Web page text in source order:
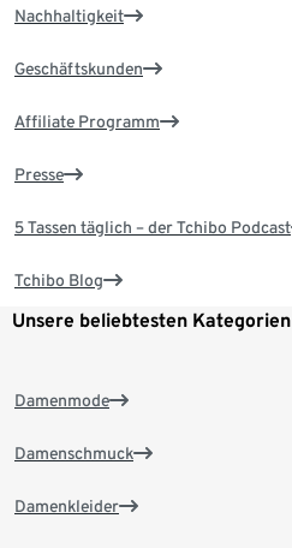
Nachhaltigkeit
Geschäftskunden
Affiliate Programm
Presse
5 Tassen täglich – der Tchibo Podcast
Tchibo Blog
Unsere beliebtesten Kategorien
Damenmode
Damenschmuck
Damenkleider